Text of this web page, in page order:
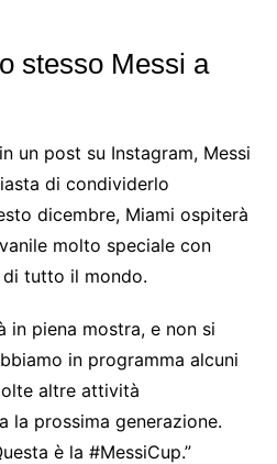
stesso Messi a
un post su Instagram, Messi
di condividerlo
dicembre, Miami ospiterà
molto speciale con
tutto il mondo.
in piena mostra, e non si
in programma alcuni
altre attività
la prossima generazione.
è la #MessiCup.”